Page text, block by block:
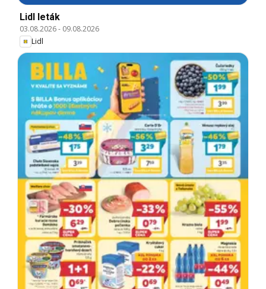
Lidl leták
03.08.2026- 09.08.2026
Lidl